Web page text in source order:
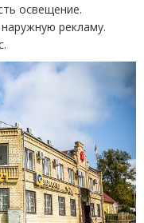
освещение.
рекламу.